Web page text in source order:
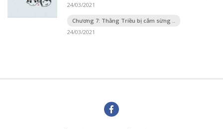
24/03/2021
Chương 7: Thằng Triều bị cắm sừng ..
24/03/2021